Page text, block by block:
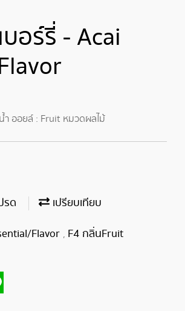
อร์รี่ - Acai
ำ ออยล์ : Fruit หมวดผลไม้
รด เปรียบเทียบ
Flavor , F4 กลิ่นFruit